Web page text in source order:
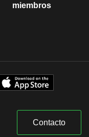
miembros
Contacto